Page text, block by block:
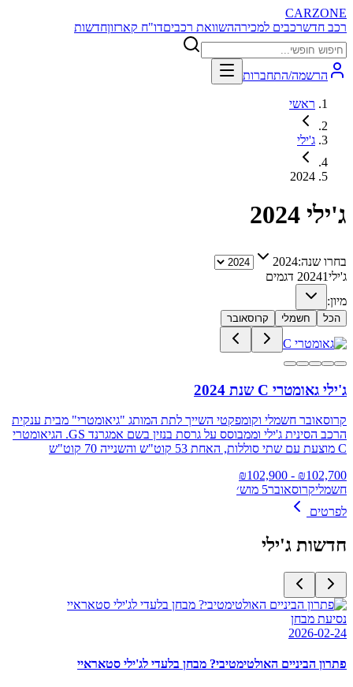
CARZONE
רכב חדשרכבים למכירההשוואת רכביםדו"ח קארזוןחדשות
הרשמה/התחברות
ראשי
ג'ילי
2024
ג'ילי 2024
בחרו שנה:2024
ג'ילי 20241
דגמים
מיון:
הכל חשמלי קרוסאובר
ג'ילי גאומטרי C שנת 2024
קרוסאובר חשמלי וקומפקטי השייך לתת המותג "גיאומטרי" מבית ענקית
הרכב הסינית ג'ילי וממבוסס על גרסת בנזין בשם אמגרנד GS. הגיאומטרי
C מוצעת עם שתי סוללות, האחת 53 קוט"ש והשנייה 70 קוט"ש
₪102,700
- ₪
102,900
חשמליקרוסאובר5 מוש׳
לפרטים
חדשות ג'ילי
נסיעת מבחן
2026-02-24
פתרון הביניים האולטימטיבי? מבחן בלעדי לג'ילי סטאראיי